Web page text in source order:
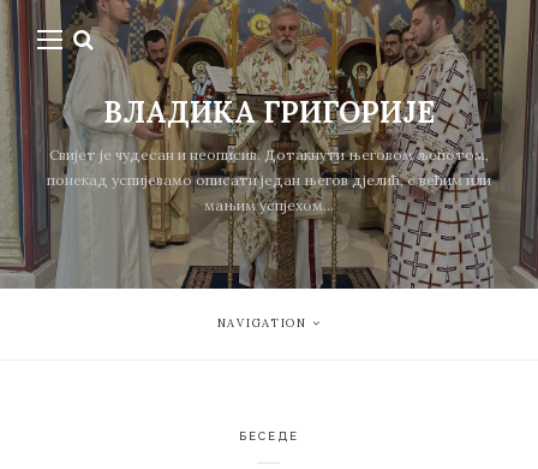
ВЛАДИКА ГРИГОРИЈЕ
Свијет је чудесан и неописив. Дотакнути његовом љепотом,
понекад успијевамо описати један његов дјелић, с већим или
мањим успјехом...
NAVIGATION
БЕСЕДЕ